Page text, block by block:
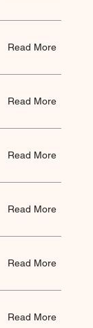
Read More
Read More
Read More
Read More
Read More
Read More